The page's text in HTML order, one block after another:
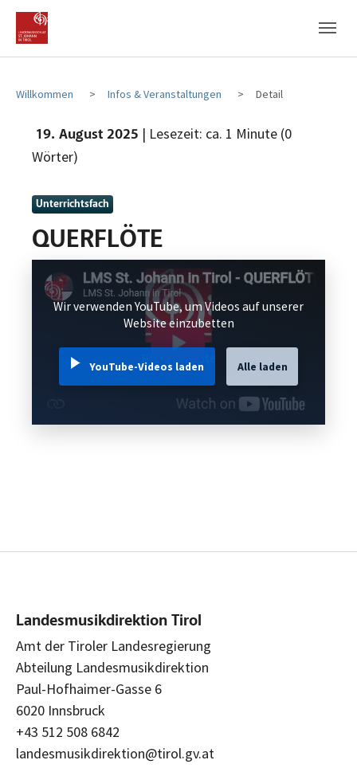
Zum Hauptinhalt
Zum Fußbereich
Willkommen Infos & Veranstaltungen Detail
19. August 2025 | Lesezeit: ca. 1 Minute (0
Wörter)
Unterrichtsfach
QUERFLÖTE
Wir verwenden YouTube, um Videos auf unserer
Website einzubetten
YouTube-Videos laden Alle laden
Landesmusikdirektion Tirol
Amt der Tiroler Landesregierung
Abteilung Landesmusikdirektion
Paul-Hofhaimer-Gasse 6
6020 Innsbruck
+43 512 508 6842
landesmusikdirektion@tirol.gv.at